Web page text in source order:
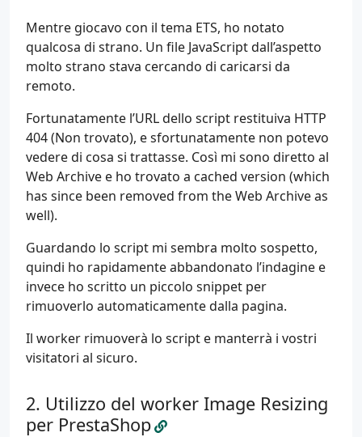
Mentre giocavo con il tema ETS, ho notato
qualcosa di strano. Un file JavaScript dall’aspetto
molto strano stava cercando di caricarsi da
remoto.
Fortunatamente l’URL dello script restituiva HTTP
404 (Non trovato), e sfortunatamente non potevo
vedere di cosa si trattasse. Così mi sono diretto al
Web Archive e ho trovato a cached version (which
has since been removed from the Web Archive as
well).
Guardando lo script mi sembra molto sospetto,
quindi ho rapidamente abbandonato l’indagine e
invece ho scritto un piccolo snippet per
rimuoverlo automaticamente dalla pagina.
Il worker rimuoverà lo script e manterrà i vostri
visitatori al sicuro.
Utilizzo del worker Image Resizing
per PrestaShop